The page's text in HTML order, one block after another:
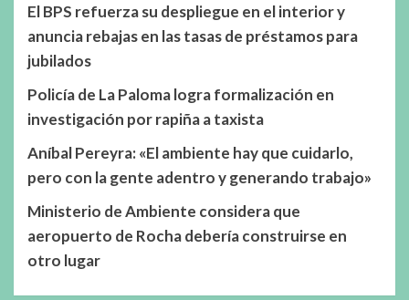
El BPS refuerza su despliegue en el interior y
anuncia rebajas en las tasas de préstamos para
jubilados
Policía de La Paloma logra formalización en
investigación por rapiña a taxista
Aníbal Pereyra: «El ambiente hay que cuidarlo,
pero con la gente adentro y generando trabajo»
Ministerio de Ambiente considera que
aeropuerto de Rocha debería construirse en
otro lugar